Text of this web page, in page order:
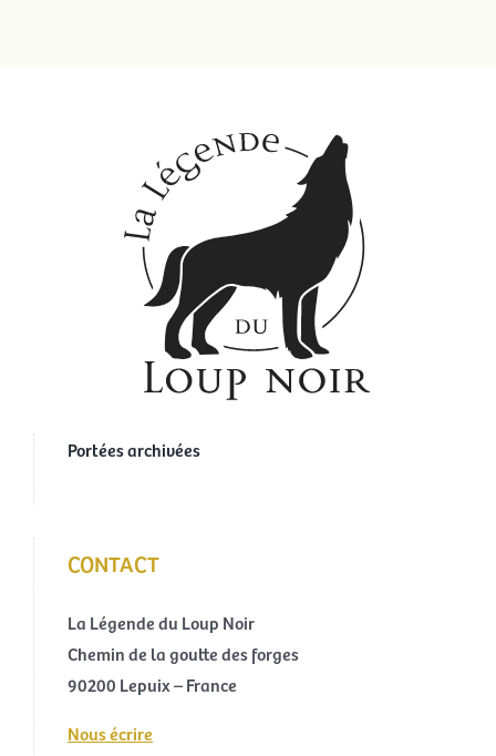
Portées archivées
CONTACT
La Légende du Loup Noir
Chemin de la goutte des forges
90200 Lepuix – France
Nous écrire